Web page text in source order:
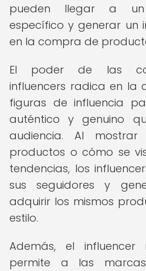
pueden llegar a un
específico y generar un
en la compra de
El poder de las
influencers radica en la
figuras de influencia
auténtico y genuino
audiencia. Al
productos o cómo se
tendencias, los
sus seguidores y
adquirir los mismos
estilo.
Además, el influencer
permite a las